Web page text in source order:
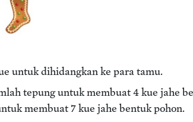
untuk dihidangkan ke para tamu.
tepung untuk membuat 4 kue jahe
membuat 7 kue jahe bentuk pohon.